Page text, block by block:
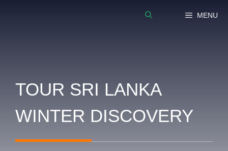
MENU
TOUR SRI LANKA
WINTER DISCOVERY